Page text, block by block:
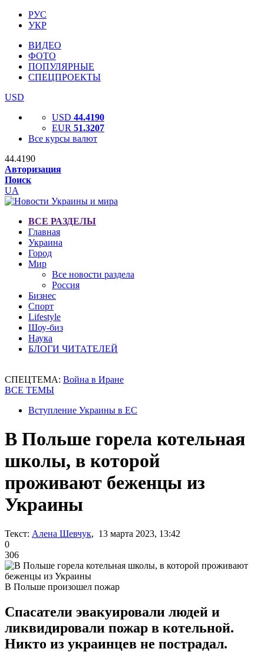
РУС
УКР
ВИДЕО
ФОТО
ПОПУЛЯРНЫЕ
СПЕЦПРОЕКТЫ
USD
USD 44.4190
EUR 51.3207
Все курсы валют
44.4190
Авторизация
Поиск
UA
ВСЕ РАЗДЕЛЫ
Главная
Украина
Город
Мир
Все новости раздела
Россия
Бизнес
Спорт
Lifestyle
Шоу-биз
Наука
БЛОГИ ЧИТАТЕЛЕЙ
СПЕЦТЕМА: Война в Иране
ВСЕ ТЕМЫ
Вступление Украины в ЕС
В Польше горела котельная
школы, в которой
проживают беженцы из
Украины
Текст: Алена Шевчук, 13 марта 2023, 13:42
0
306
В Польше произошел пожар
Спасатели эвакуировали людей и
ликвидировали пожар в котельной.
Никто из украинцев не пострадал.